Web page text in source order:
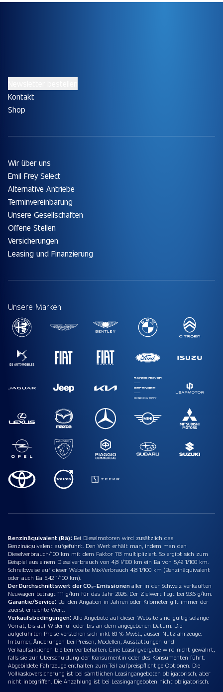
Kontakt
Shop
Wir über uns
Emil Frey Select
Alternative Antriebe
Terminvereinbarung
Unsere Gesellschaften
Offene Stellen
Versicherungen
Leasing und Finanzierung
Unsere Marken
Benzinäquivalent (Bä): Bei Dieselmotoren wird zusätzlich das
Benzinäquivalent aufgeführt. Den Wert erhält man, indem man den
Dieselverbrauch/100 km mit dem Faktor 113 multipliziert. So ergibt sich zum
Beispiel aus einem Dieselverbrauch von 4,8 l/100 km ein Ba von 5,42 1/100 km.
Schreibweise auf dieser Website Mix-Verbrauch 4,8 1/100 km (Benzinäquivalent
oder auch Ba 5,42 1/100 km).
Der Durchschnittswert der CO₂-Emissionenaller in der Schweiz verkauften
Neuwagen beträgt 111 g/km für das Jahr 2026. Der Zielwert liegt bei 93.6 g/km.
Garantie/Service: Bei den Angaben in Jahren oder Kilometer gilt immer der
zuerst erreichte Wert.
Verkaufsbedingungen: Alle Angebote auf dieser Website sind gültig solange
Vorrat, bis auf Widerruf oder bis an dem angegebenen Datum. Die
aufgeführten Preise verstehen sich inkl. 8.1 % MwSt., ausser Nutzfahrzeuge.
Irrtümer, Änderungen bei Preisen, Modellen, Ausstattungen und
Verkaufsaktionen bleiben vorbehalten. Eine Leasingvergabe wird nicht gewährt,
falls sie zur Überschuldung der Konsumentin oder des Konsumenten führt.
Abgebildete Fahrzeuge enthalten zum Teil aufpreispflichtige Optionen. Die
Vollkaskoversicherung ist bei sämtlichen Leasingangeboten obligatorisch, aber
nicht inbegriffen. Die Anzahlung ist bei Leasingangeboten nicht obligatorisch.